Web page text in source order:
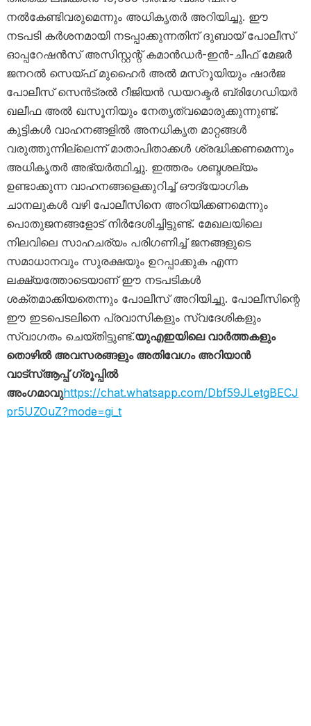
നൽകേണ്ടിവരുമെന്നും അധികൃതർ അറിയിച്ചു. ഈ
നടപടി കർശനമായി നടപ്പാക്കുന്നതിന് ദുബായ് പോലീസ്
ഓപ്പറേഷൻസ് അസിസ്റ്റന്റ് കമാൻഡർ-ഇൻ-ചീഫ് മേജർ
ജനറൽ സെയ്ഫ് മുഹൈർ അൽ മസ്‌റൂയിയും ഷാർജ
പോലീസ് സെൻട്രൽ റീജിയൻ ഡയറക്ടർ ബ്രിഗേഡിയർ
ഖലീഫ അൽ ഖസൂനിയും നേതൃത്വമൊരുക്കുന്നുണ്ട്.
കുട്ടികൾ വാഹനങ്ങളിൽ അനധികൃത മാറ്റങ്ങൾ
വരുത്തുന്നില്ലെന്ന് മാതാപിതാക്കൾ ശ്രദ്ധിക്കണമെന്നും
അധികൃതർ അഭ്യർത്ഥിച്ചു. ഇത്തരം ശബ്ദശല്യം
ഉണ്ടാക്കുന്ന വാഹനങ്ങളെക്കുറിച്ച് ഔദ്യോഗിക
ചാനലുകൾ വഴി പോലീസിനെ അറിയിക്കണമെന്നും
പൊതുജനങ്ങളോട് നിർദേശിച്ചിട്ടുണ്ട്. മേഖലയിലെ
നിലവിലെ സാഹചര്യം പരിഗണിച്ച് ജനങ്ങളുടെ
സമാധാനവും സുരക്ഷയും ഉറപ്പാക്കുക എന്ന
ലക്ഷ്യത്തോടെയാണ് ഈ നടപടികൾ
ശക്തമാക്കിയതെന്നും പോലീസ് അറിയിച്ചു. പോലീസിന്റെ
ഈ ഇടപെടലിനെ പ്രവാസികളും സ്വദേശികളും
സ്വാഗതം ചെയ്തിട്ടുണ്ട്.യുഎഇയിലെ വാർത്തകളും
തൊഴിൽ അവസരങ്ങളും അതിവേഗം അറിയാൻ
വാട്സ്ആപ്പ് ഗ്രൂപ്പിൽ
അംഗമാവുhttps://chat.whatsapp.com/Dbf59JLetgBECJ
pr5UZOuZ?mode=gi_t